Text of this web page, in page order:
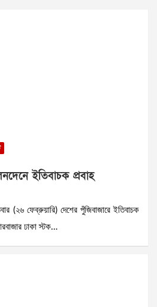
ইতিবাচক প্রবাহ
(২৬ ফেব্রুয়ারি) দেশের পুঁজিবাজারে ইতিবাচক
ঢাকা স্টক…